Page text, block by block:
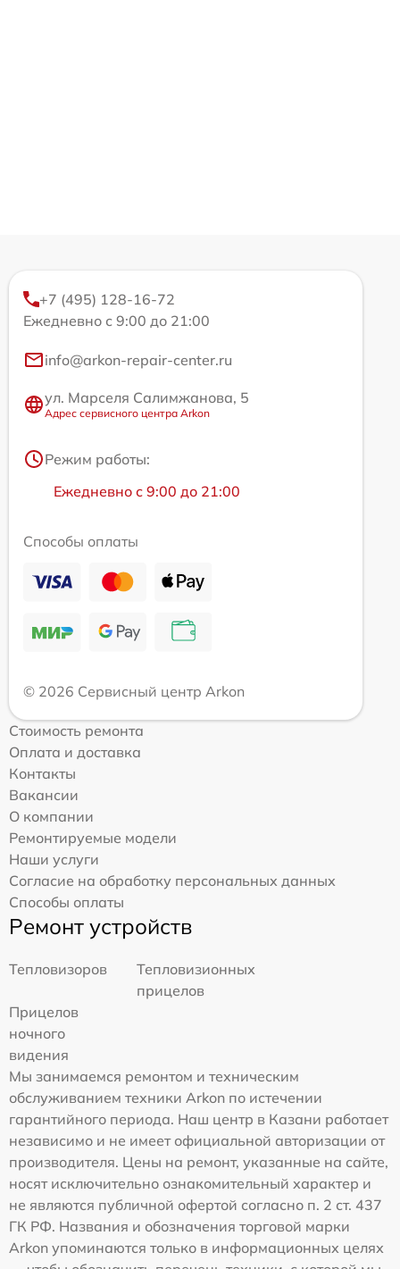
+7 (495) 128-16-72
Ежедневно с 9:00 до 21:00
info@arkon-repair-center.ru
ул. Марселя Салимжанова, 5
Адрес сервисного центра Arkon
Режим работы:
Ежедневно с 9:00 до 21:00
Способы оплаты
© 2026 Сервисный центр Arkon
Стоимость ремонта
Оплата и доставка
Контакты
Вакансии
О компании
Ремонтируемые модели
Наши услуги
Согласие на обработку персональных данных
Способы оплаты
Ремонт устройств
Тепловизоров
Тепловизионных
прицелов
Прицелов
ночного
видения
Мы занимаемся ремонтом и техническим
обслуживанием техники Arkon по истечении
гарантийного периода. Наш центр в Казани работает
независимо и не имеет официальной авторизации от
производителя. Цены на ремонт, указанные на сайте,
носят исключительно ознакомительный характер и
не являются публичной офертой согласно п. 2 ст. 437
ГК РФ. Названия и обозначения торговой марки
Arkon упоминаются только в информационных целях